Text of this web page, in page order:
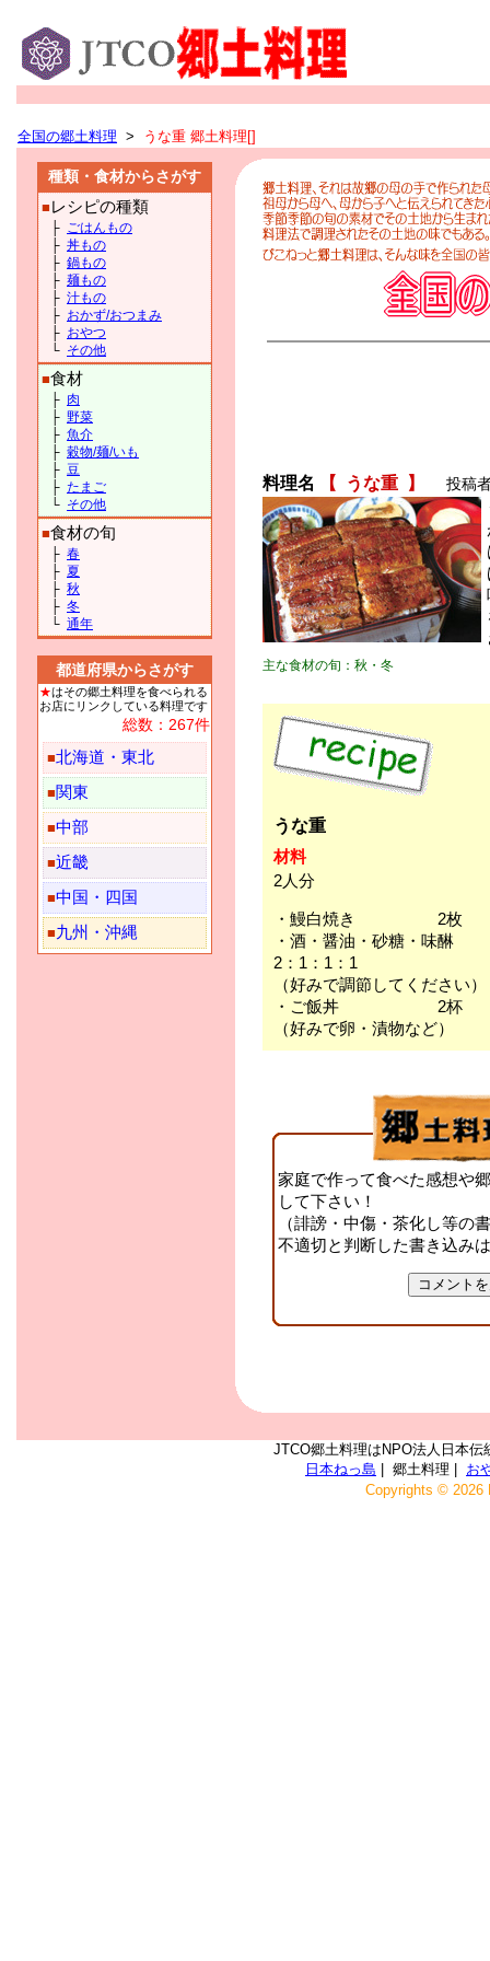
全国の郷土料理 > うな重 郷土料理[]
種類・食材からさがす
■ レシピの種類
├ ごはんもの
├ 丼もの
├ 鍋もの
├ 麺もの
├ 汁もの
├ おかず/おつまみ
├ おやつ
└ その他
■食材
├ 肉
├ 野菜
├ 魚介
├ 穀物/麺/いも
├ 豆
├ たまご
└ その他
■食材の旬
├ 春
├ 夏
├ 秋
├ 冬
└ 通年
都道府県からさがす
★はその郷土料理を食べられる
お店にリンクしている料理です
総数：267件
■北海道・東北
■関東
■中部
■近畿
■中国・四国
■九州・沖縄
料理名 【 うな重 】
投稿
主な食材の旬：秋・冬
うな重
材料
2人分
・鰻白焼き 2枚
・酒・醤油・砂糖・味醂
2：1：1：1
（好みで調節してください）
・ご飯丼 2杯
（好みで卵・漬物など）
家庭で作って食べた感想や
して下さい！
（誹謗・中傷・茶化し等の
不適切と判断した書き込み
JTCO郷土料理はNPO法人日本
日本ねっ島 | 郷土料理 | お
Copyrights © 2026